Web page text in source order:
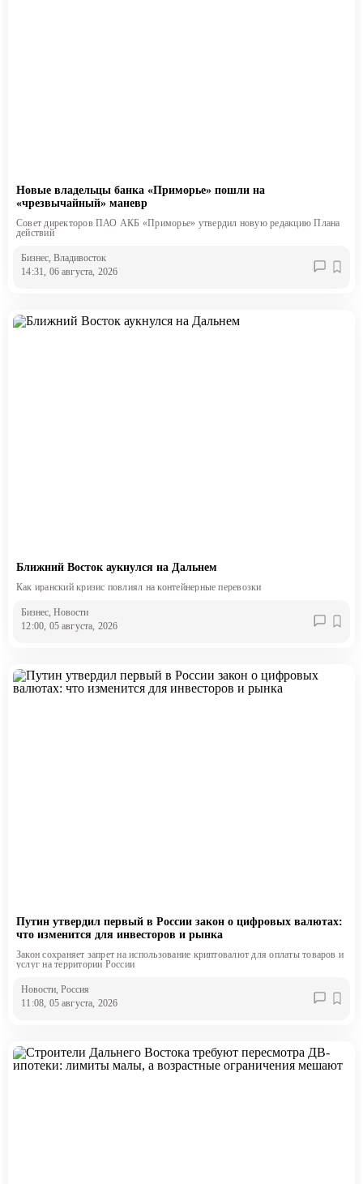
Новые владельцы банка «Приморье» пошли на
«чрезвычайный» маневр
Совет директоров ПАО АКБ «Приморье» утвердил новую редакцию Плана
действий
Бизнес, Владивосток
14:31, 06 августа, 2026
Ближний Восток аукнулся на Дальнем
Как иранский кризис повлиял на контейнерные перевозки
Бизнес, Новости
12:00, 05 августа, 2026
Путин утвердил первый в России закон о цифровых валютах:
что изменится для инвесторов и рынка
Закон сохраняет запрет на использование криптовалют для оплаты товаров и
услуг на территории России
Новости, Россия
11:08, 05 августа, 2026